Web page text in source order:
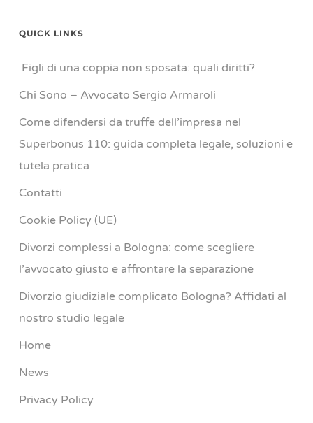
QUICK LINKS
Figli di una coppia non sposata: quali diritti?
Chi Sono – Avvocato Sergio Armaroli
Come difendersi da truffe dell’impresa nel
Superbonus 110: guida completa legale, soluzioni e
tutela pratica
Contatti
Cookie Policy (UE)
Divorzi complessi a Bologna: come scegliere
l’avvocato giusto e affrontare la separazione
Divorzio giudiziale complicato Bologna? Affidati al
nostro studio legale
Home
News
Privacy Policy